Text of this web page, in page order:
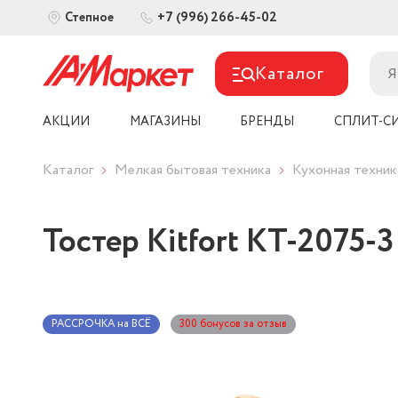
Степное +7 (996) 266-45-02
Каталог
АКЦИИ МАГАЗИНЫ БРЕНДЫ СПЛИТ-
Каталог Мелкая бытовая техника Кухонная
Тостер Kitfort KT-2075-3
РАССРОЧКА на ВСЁ 300 бонусов за отзыв